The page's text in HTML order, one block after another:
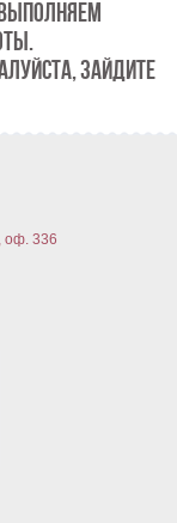
ЗАЙДИТЕ
оф. 336